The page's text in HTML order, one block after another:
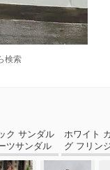
検索